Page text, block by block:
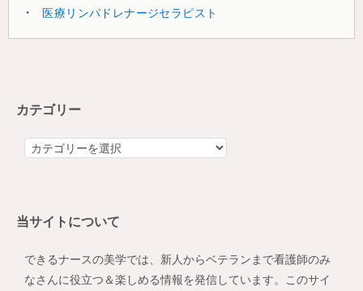
医療リンパドレナージセラピスト
カテゴリー
カ
ー
当サイトについて
できるナースの美学では、新人からベテランまで看護師のみ
なさんに役立つ＆楽しめる情報を発信しています。このサイ